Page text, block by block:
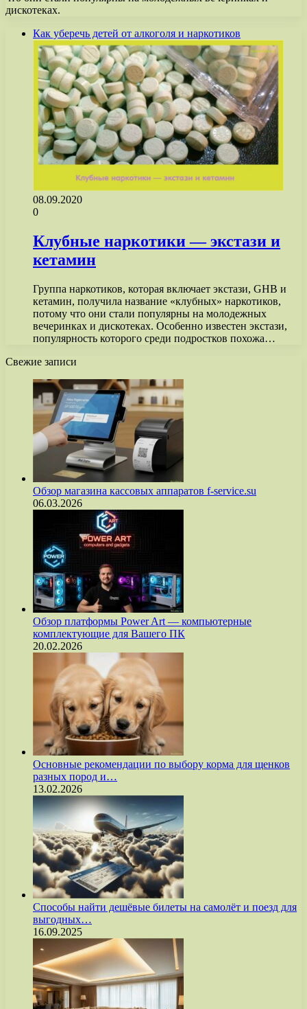
дискотеках.
Как уберечь детей от алкоголя и наркотиков
08.09.2020
0
Клубные наркотики — экстази и
кетамин
Группа наркотиков, которая включает экстази, GНВ и
кетамин, получила название «клубных» наркотиков,
потому что они стали популярны на молодежных
вечеринках и дискотеках. Особенно известен экстази,
популярность которого среди подростков похожа…
Свежие записи
Обзор магазина кассовых аппаратов f-service.su
06.03.2026
Обзор платформы Power Art — компьютерные
комплектующие для Вашего ПК
20.02.2026
Основные рекомендации по выбору корма для щенков
разных пород и…
13.02.2026
Способы найти дешёвые билеты на самолёт и поезд для
выгодных…
16.09.2025